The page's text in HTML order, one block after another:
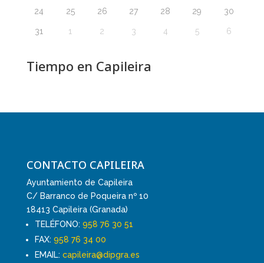
24 25 26 27 28 29 30
31 1 2 3 4 5 6
Tiempo en Capileira
CONTACTO CAPILEIRA
Ayuntamiento de Capileira
C/ Barranco de Poqueira nº 10
18413 Capileira (Granada)
TELÉFONO: 958 76 30 51
FAX: 958 76 34 00
EMAIL: capileira@dipgra.es